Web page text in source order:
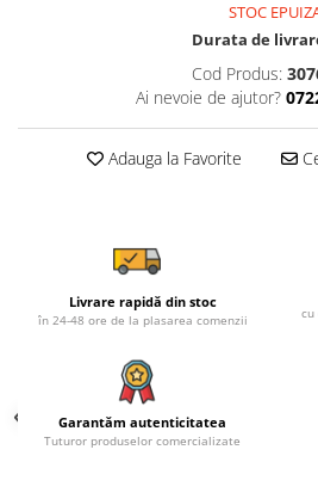
STOC
Durata de
Cod Produs:
Ai nevoie de ajutor?
Adauga la Favorite
Livrare rapidă din stoc
în 24-48 ore de la plasarea comenzii
cu
Garantăm autenticitatea
Tuturor produselor comercializate